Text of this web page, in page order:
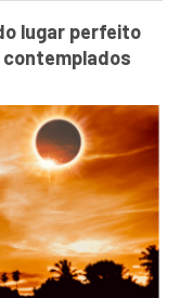
lugar perfeito